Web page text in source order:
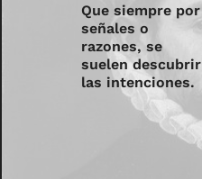
Que siempre por
señales o
razones, se
suelen descubrir
las intenciones.